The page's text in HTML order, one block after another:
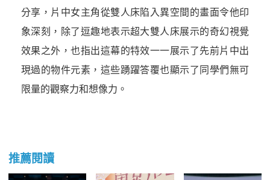
分享，片中女主角從雙人床陷入異空間的畫面令他印
象深刻，除了逗趣地表示超大雙人床展示的奇幻視覺
效果之外，也指出這幕的特效一一展示了先前片中出
現過的物件元素，這些踴躍答覆也顯示了同學們無可
限量的觀察力和想像力。
推薦閱讀